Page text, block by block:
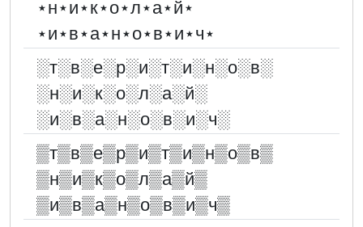
⋆н⋆и⋆к⋆о⋆л⋆а⋆й⋆
⋆и⋆в⋆а⋆н⋆о⋆в⋆и⋆ч⋆
░︎т░︎в░︎е░︎р░︎и░︎т░︎и░︎н░︎о░︎в░︎
░︎н░︎и░︎к░︎о░︎л░︎а░︎й░︎
░︎и░︎в░︎а░︎н░︎о░︎в░︎и░︎ч░︎
▒т▒в▒е▒р▒и▒т▒и▒н▒о▒в▒
▒н▒и▒к▒о▒л▒а▒й▒
▒и▒в▒а▒н▒о▒в▒и▒ч▒